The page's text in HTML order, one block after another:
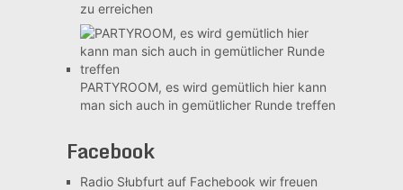
zu erreichen
PARTYROOM, es wird gemütlichhier kann
man sich auch in gemütlicher Runde treffen
Facebook
Radio Słubfurt auf Fachebook wir freuen